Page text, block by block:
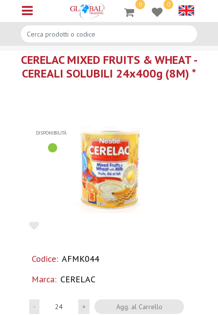
Open menu
0 0
CERELAC MIXED FRUITS & WHEAT -
CEREALI SOLUBILI 24x400g (8M) *
DISPONIBILITÀ
Codice: AFMK044
Marca: CERELAC
QuantitàAgg. al Carrello